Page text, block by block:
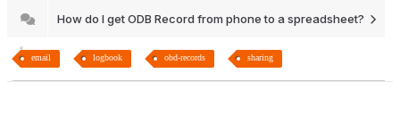
How do I get ODB Record from phone to a spreadsheet?
email logbook obd-records sharing